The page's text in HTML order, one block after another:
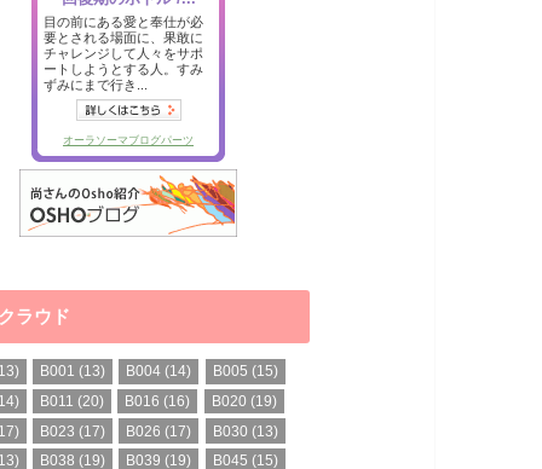
ラウド
B001 (13) B004 (14) B005 (15)
B011 (20) B016 (16) B020 (19)
B023 (17) B026 (17) B030 (13)
B038 (19) B039 (19) B045 (15)